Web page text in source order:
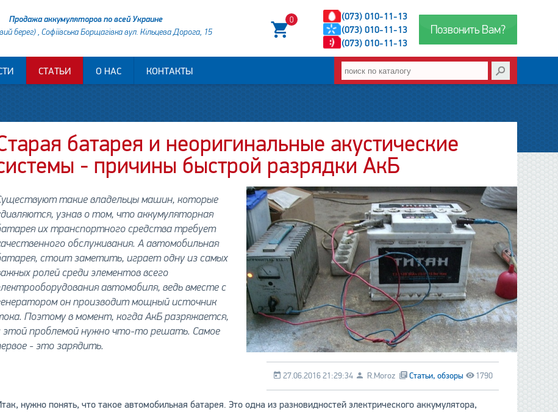
Позвонить Вам?
(073) 010-11-13
(073) 010-11-13
(073) 010-11-13
0
Продажа аккумуляторов по всей Украине
берег) , Софіївська Борщагівка вул. Кільцева Дорога, 15
СТАТЬИ О НАС КОНТАКТЫ
батарея и неоригинальные акустические
- причины быстрой разрядки АкБ
такие владельцы машин, которые
узнав о том, что аккумуляторная
их транспортного средства требует
обслуживания. А автомобильная
стоит заметить, играет одну из самых
ролей среди элементов всего
автомобиля, ведь вместе с
он производит мощный источник
Поэтому в момент, когда АкБ разряжается,
этой проблемой нужно что-то решать. Самое
- это зарядить.
Статьи, обзоры 1790
27.06.2016 21:29:34 R.Moroz
нужно понять, что такое автомобильная батарея. Это одна из разновидностей электрического аккумулятора,